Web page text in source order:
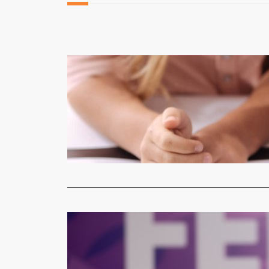
Visitantes
a Fenasoja
Jornal
Quem for
Read More…
Geral
Jornal